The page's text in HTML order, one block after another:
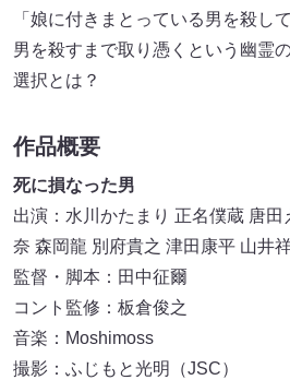
「娘に付きまとっている男を殺し
男を殺すまで取り憑くという幽霊
選択とは？
作品概要
死に損なった男
出演：水川かたまり 正名僕蔵 唐
奈 森岡龍 別府貴之 津田康平 山井
監督・脚本：田中征爾
コント監修：板倉俊之
音楽：Moshimoss
撮影：ふじもと光明（JSC）